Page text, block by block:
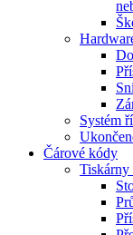
Systém
Čárové kódy
Tiskárny